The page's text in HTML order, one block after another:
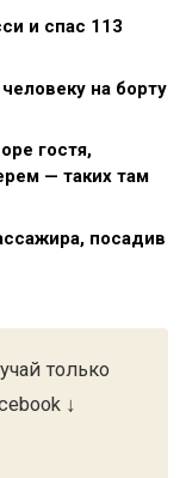
и спас 113
на борту
гостя,
— таких там
посадив
только
↓